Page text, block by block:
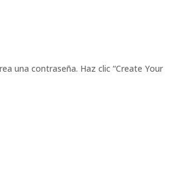
una contraseña. Haz clic “Create Your